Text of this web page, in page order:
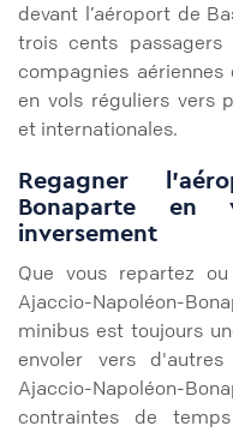
devant l’aéroport de
trois cents
compagnies
en vols réguliers vers
et internationales.
Regagner
Bonaparte
inversement
Que vous repartez
Ajaccio-Napoléon-
minibus est toujours
envoler vers
Ajaccio-Napoléon-
contraintes de